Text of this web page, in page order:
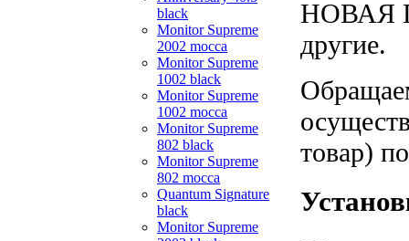
black
Monitor Supreme
2002 mocca
Monitor Supreme
1002 black
Monitor Supreme
1002 mocca
Monitor Supreme
802 black
Monitor Supreme
802 mocca
Quantum Signature
black
Monitor Supreme
НОВАЯ
другие.
товар)